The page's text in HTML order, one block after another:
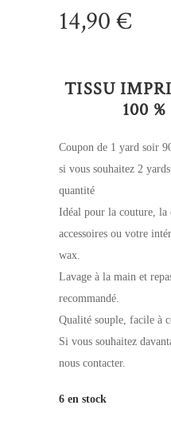
14,90€
TISSU
100
Coupon de 1 yard soir
si vous souhaitez 2
quantité
Idéal pour la couture, la
accessoires ou votre
wax.
Lavage à la main et
recommandé.
Qualité souple, facile à
Si vous souhaitez
nous contacter.
6 en stock